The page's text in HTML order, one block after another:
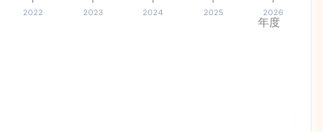
2022 2023 2024 2025 2026
年度